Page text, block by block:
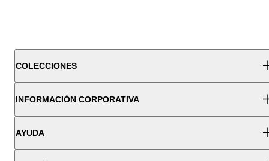
COLECCIONES
INFORMACIÓN CORPORATIVA
AYUDA